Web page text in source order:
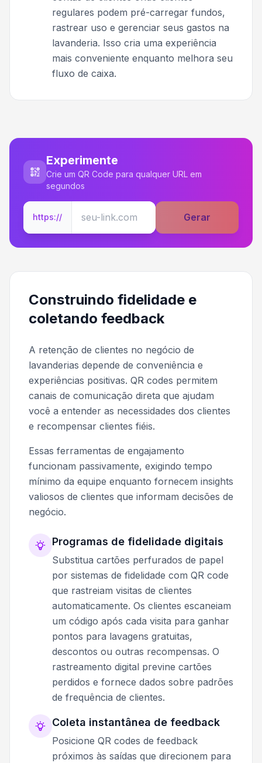
regulares podem pré-carregar fundos,
rastrear uso e gerenciar seus gastos na
lavanderia. Isso cria uma experiência
mais conveniente enquanto melhora seu
fluxo de caixa.
Experimente
Crie um QR Code para qualquer URL em
segundos
https:// Gerar
Construindo fidelidade e
coletando feedback
A retenção de clientes no negócio de
lavanderias depende de conveniência e
experiências positivas. QR codes permitem
canais de comunicação direta que ajudam
você a entender as necessidades dos clientes
e recompensar clientes fiéis.
Essas ferramentas de engajamento
funcionam passivamente, exigindo tempo
mínimo da equipe enquanto fornecem insights
valiosos de clientes que informam decisões de
negócio.
Programas de fidelidade digitais
Substitua cartões perfurados de papel
por sistemas de fidelidade com QR code
que rastreiam visitas de clientes
automaticamente. Os clientes escaneiam
um código após cada visita para ganhar
pontos para lavagens gratuitas,
descontos ou outras recompensas. O
rastreamento digital previne cartões
perdidos e fornece dados sobre padrões
de frequência de clientes.
Coleta instantânea de feedback
Posicione QR codes de feedback
próximos às saídas que direcionem para